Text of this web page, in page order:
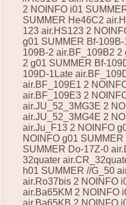
2 NOINFO i01
SUMMER He46C2
123 air.HS123 2
g01 SUMMER Bf-
109B-2 air.BF_109B2
2 g01 SUMMER Bf-
109D-1Late
air.BF_109E1 2
air.BF_109E3 2
air.JU_52_3MG3E 2
air.JU_52_3MG4E 2
air.Ju_F13 2 NOINFO
NOINFO g01
SUMMER Do-17Z-0
32quater
h01 SUMMER //G_50
air.Ro37bis 2 NOINFO
air.Ba65KM 2 NOINFO
air.Ba65KB 2 NOINFO